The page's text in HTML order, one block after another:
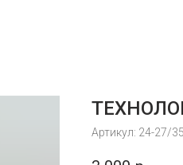
Артикул: 24-27/35